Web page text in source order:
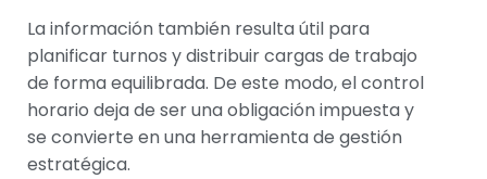
La información también resulta útil para
planificar turnos y distribuir cargas de trabajo
de forma equilibrada. De este modo, el control
horario deja de ser una obligación impuesta y
se convierte en una herramienta de gestión
estratégica.